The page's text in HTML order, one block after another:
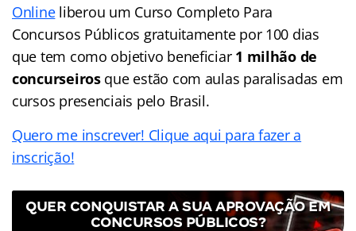
Onlineliberou um Curso Completo Para
Concursos Públicos gratuitamente por 100 dias
que tem como objetivo beneficiar 1 milhão de
concurseirosque estão com aulas paralisadas em
cursos presenciais pelo Brasil.
Quero me inscrever! Clique aqui para fazer a
inscrição!
QUER CONQUISTAR A SUA APROVAÇÃO EM
CONCURSOS PÚBLICOS?